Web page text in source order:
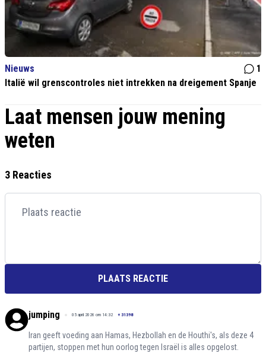
Nieuws
1
Italië wil grenscontroles niet intrekken na dreigement Spanje
Laat mensen jouw mening
weten
3 Reacties
PLAATS REACTIE
jumping 05 april 2026 om 14:32 + 31398
Iran geeft voeding aan Hamas, Hezbollah en de Houthi's, als deze 4
partijen, stoppen met hun oorlog tegen Israël is alles opgelost.